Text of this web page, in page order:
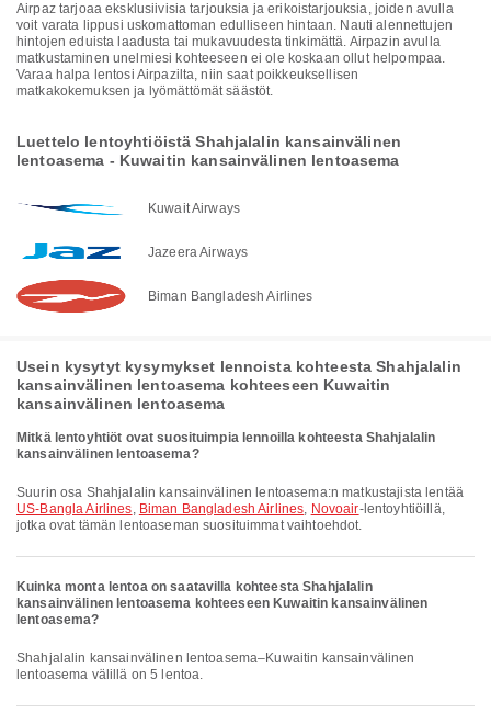
Airpaz tarjoaa eksklusiivisia tarjouksia ja erikoistarjouksia, joiden avulla
voit varata lippusi uskomattoman edulliseen hintaan. Nauti alennettujen
hintojen eduista laadusta tai mukavuudesta tinkimättä. Airpazin avulla
matkustaminen unelmiesi kohteeseen ei ole koskaan ollut helpompaa.
Varaa halpa lentosi Airpazilta, niin saat poikkeuksellisen
matkakokemuksen ja lyömättömät säästöt.
Luettelo lentoyhtiöistä Shahjalalin kansainvälinen
lentoasema - Kuwaitin kansainvälinen lentoasema
Kuwait Airways
Jazeera Airways
Biman Bangladesh Airlines
Usein kysytyt kysymykset lennoista kohteesta Shahjalalin
kansainvälinen lentoasema kohteeseen Kuwaitin
kansainvälinen lentoasema
Mitkä lentoyhtiöt ovat suosituimpia lennoilla kohteesta Shahjalalin
kansainvälinen lentoasema?
Suurin osa Shahjalalin kansainvälinen lentoasema:n matkustajista lentää
US-Bangla Airlines, Biman Bangladesh Airlines, Novoair-lentoyhtiöillä,
jotka ovat tämän lentoaseman suosituimmat vaihtoehdot.
Kuinka monta lentoa on saatavilla kohteesta Shahjalalin
kansainvälinen lentoasema kohteeseen Kuwaitin kansainvälinen
lentoasema?
Shahjalalin kansainvälinen lentoasema–Kuwaitin kansainvälinen
lentoasema välillä on 5 lentoa.